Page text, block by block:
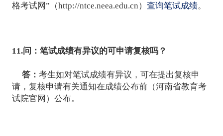
格考试网”（http://ntce.neea.edu.cn） 查询笔试成绩。
11.问：笔试成绩有异议的可申请复核吗？
答： 考生如对笔试成绩有异议，可在提出复核申
请，复核申请有关通知在成绩公布前（河南省教育考
试院官网）公布。